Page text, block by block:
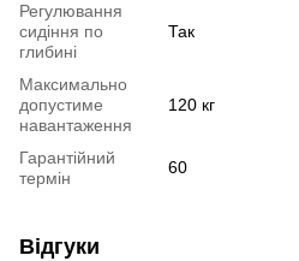
Регулювання
сидіння по
глибині
Так
Максимально
допустиме
навантаження
120 кг
Гарантійний
термін
60
Відгуки